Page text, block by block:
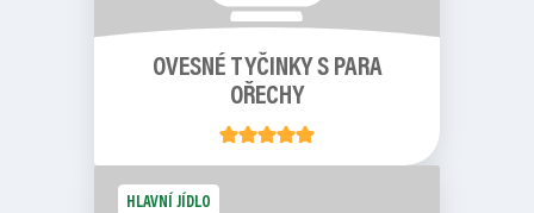
OVESNÉ TYČINKY S PARA
OŘECHY
HLAVNÍ JÍDLO